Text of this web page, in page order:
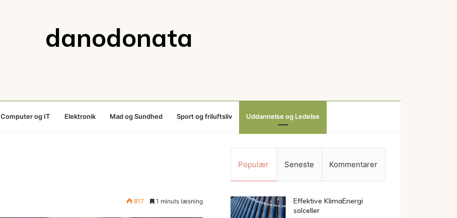
danodonata
Computer og IT Elektronik Mad og Sundhed Sport og friluftsliv Uddannelse og Ledelse
817 1 minuts læsning
Populær Seneste Kommentarer
Effektive KlimaEnergi
solceller